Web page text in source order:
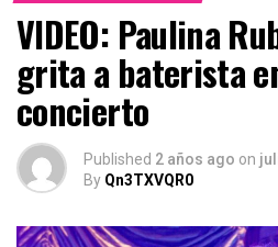
VIDEO: Paulina
grita a baterista
concierto
Published 2 años ago on
By Qn3TXVQR0